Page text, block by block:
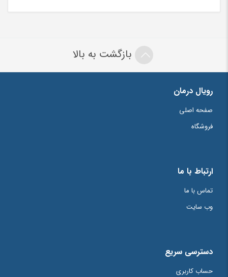
بازگشت به بالا
رویال درمان
صفحه اصلی
فروشگاه
ارتباط با ما
تماس با ما
وب سایت
دسترسی سریع
حساب کاربری